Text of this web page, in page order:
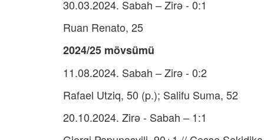
30.03.2024. Sabah – Zirə - 0:1
Ruan Renato, 25
2024/25 mövsümü
11.08.2024. Sabah – Zirə - 0:2
Rafael Utziq, 50 (p.); Salifu Suma, 52
20.10.2024. Zirə - Sabah – 1:1